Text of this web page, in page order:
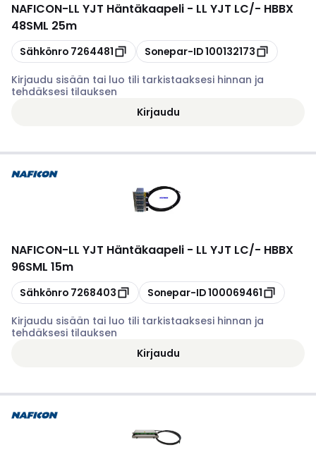
NAFICON-LL YJT Häntäkaapeli - LL YJT LC/- HBBX
48SML 25m
Kopioi
Sähkönro 7264481 Kopioi
Sonepar-ID100132173
Kirjaudu sisään tai luo tili tarkistaaksesi hinnan ja
tehdäksesi tilauksen
Kirjaudu
NAFICON-LL YJT Häntäkaapeli - LL YJT LC/- HBBX
96SML 15m
Kopioi
Sähkönro 7268403 Kopioi
Sonepar-ID100069461
Kirjaudu sisään tai luo tili tarkistaaksesi hinnan ja
tehdäksesi tilauksen
Kirjaudu